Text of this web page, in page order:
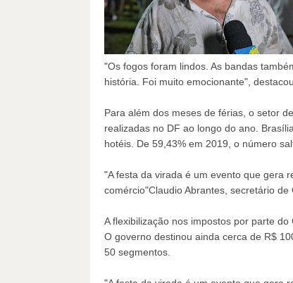
"Os fogos foram lindos. As bandas
história. Foi muito emocionante",
Para além dos meses de férias, o setor
realizadas no DF ao longo do ano.
hotéis. De 59,43% em 2019, o número
"A festa da virada é um evento que gera
comércio"Claudio Abrantes, secretário
A flexibilização nos impostos por parte
O governo destinou ainda cerca de R$
50 segmentos.